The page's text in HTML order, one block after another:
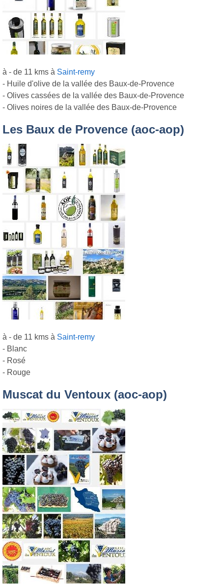
à - de 11 kms à Saint-remy
- Huile d'olive de la vallée des Baux-de-Provence
- Olives cassées de la vallée des Baux-de-Provence
- Olives noires de la vallée des Baux-de-Provence
Les Baux de Provence (aoc-aop)
à - de 11 kms à Saint-remy
- Blanc
- Rosé
- Rouge
Muscat du Ventoux (aoc-aop)